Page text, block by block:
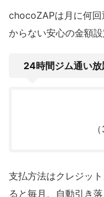
chocoZAPは月に何
からない安心の金額設
24時間ジム通い放
支払方法はクレジッ
ると毎月、自動引き落